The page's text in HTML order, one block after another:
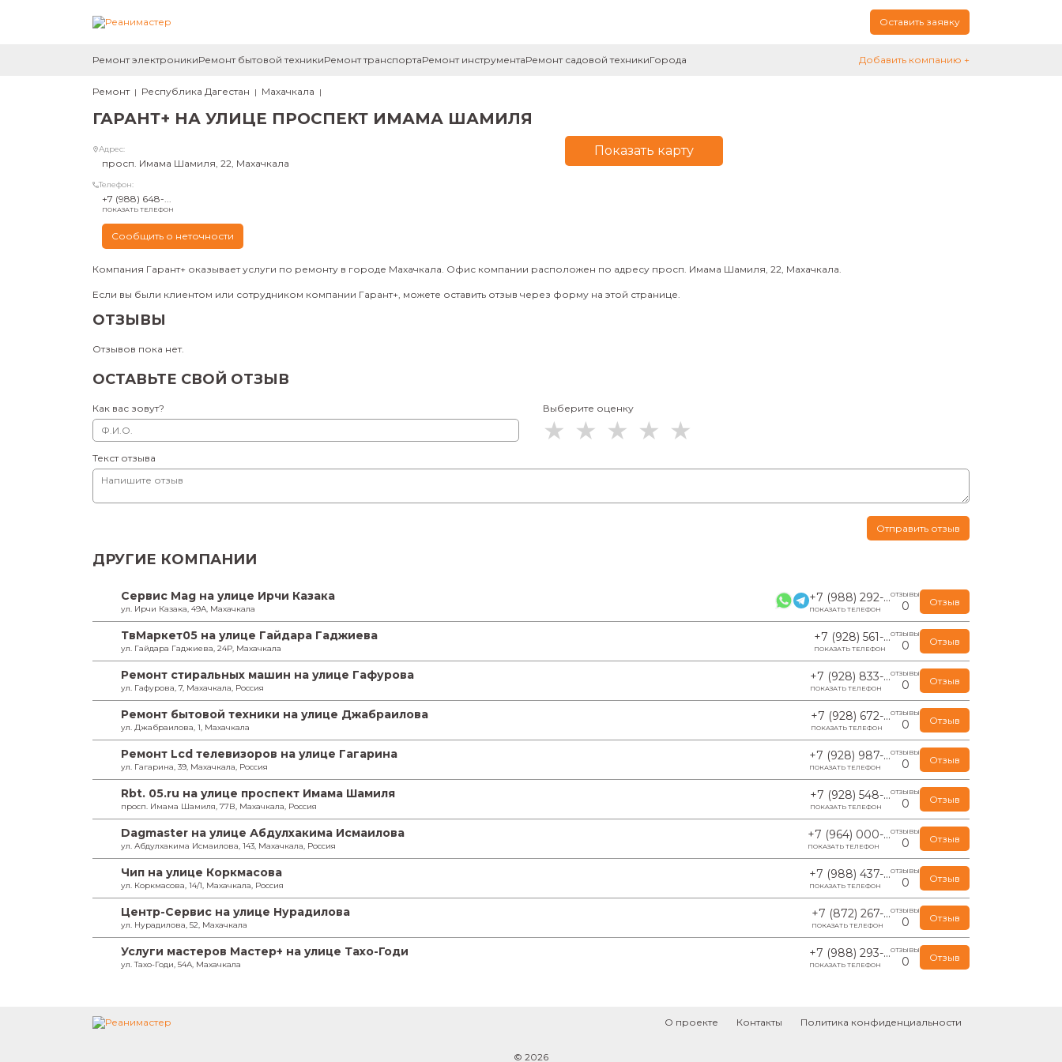
Оставить заявку
Ремонт электроникиРемонт бытовой техникиРемонт транспортаРемонт инструментаРемонт садовой техникиГорода Добавить компанию +
Ремонт Республика Дагестан Махачкала
ГАРАНТ+ НА УЛИЦЕ ПРОСПЕКТ ИМАМА ШАМИЛЯ
Адрес:
просп. Имама Шамиля, 22, Махачкала
Телефон:
+7 (988) 648-...
ПОКАЗАТЬ ТЕЛЕФОН
Сообщить о неточности
Показать карту
Компания Гарант+ оказывает услуги по ремонту в городе Махачкала. Офис компании расположен по адресу просп. Имама Шамиля, 22, Махачкала.
Если вы были клиентом или сотрудником компании Гарант+, можете оставить отзыв через форму на этой странице.
ОТЗЫВЫ
Отзывов пока нет.
ОСТАВЬТЕ СВОЙ ОТЗЫВ
Как вас зовут? Выберите оценку
Текст отзыва
Отправить отзыв
ДРУГИЕ КОМПАНИИ
Сервис Mag на улице Ирчи Казака
ул. Ирчи Казака, 49А, Махачкала
+7 (988) 292-...
ПОКАЗАТЬ ТЕЛЕФОН
ОТЗЫВЫ
0 Отзыв
ТвМаркет05 на улице Гайдара Гаджиева
ул. Гайдара Гаджиева, 24Р, Махачкала
+7 (928) 561-...
ПОКАЗАТЬ ТЕЛЕФОН
ОТЗЫВЫ
0 Отзыв
Ремонт стиральных машин на улице Гафурова
ул. Гафурова, 7, Махачкала, Россия
+7 (928) 833-...
ПОКАЗАТЬ ТЕЛЕФОН
ОТЗЫВЫ
0 Отзыв
Ремонт бытовой техники на улице Джабраилова
ул. Джабраилова, 1, Махачкала
+7 (928) 672-...
ПОКАЗАТЬ ТЕЛЕФОН
ОТЗЫВЫ
0 Отзыв
Ремонт Lcd телевизоров на улице Гагарина
ул. Гагарина, 39, Махачкала, Россия
+7 (928) 987-...
ПОКАЗАТЬ ТЕЛЕФОН
ОТЗЫВЫ
0 Отзыв
Rbt. 05.ru на улице проспект Имама Шамиля
просп. Имама Шамиля, 77В, Махачкала, Россия
+7 (928) 548-...
ПОКАЗАТЬ ТЕЛЕФОН
ОТЗЫВЫ
0 Отзыв
Dagmaster на улице Абдулхакима Исмаилова
ул. Абдулхакима Исмаилова, 143, Махачкала, Россия
+7 (964) 000-...
ПОКАЗАТЬ ТЕЛЕФОН
ОТЗЫВЫ
0 Отзыв
Чип на улице Коркмасова
ул. Коркмасова, 14/1, Махачкала, Россия
+7 (988) 437-...
ПОКАЗАТЬ ТЕЛЕФОН
ОТЗЫВЫ
0 Отзыв
Центр-Сервис на улице Нурадилова
ул. Нурадилова, 52, Махачкала
+7 (872) 267-...
ПОКАЗАТЬ ТЕЛЕФОН
ОТЗЫВЫ
0 Отзыв
Услуги мастеров Мастер+ на улице Тахо-Годи
ул. Тахо-Годи, 54А, Махачкала
+7 (988) 293-...
ПОКАЗАТЬ ТЕЛЕФОН
ОТЗЫВЫ
0 Отзыв
О проекте Контакты Политика конфиденциальности
© 2026